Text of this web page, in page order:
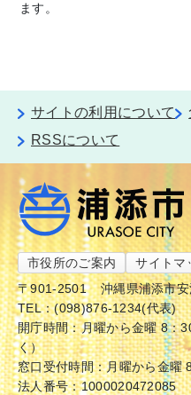
ます。
サイトの利用について
RSSについて
市役所のご案内 サイトマ
〒901-2501
沖縄県浦添市
TEL：(098)876-1234(代表)
開庁時間：月曜から金曜 8：
く）
窓口受付時間：月曜から金曜
法人番号：1000020472085